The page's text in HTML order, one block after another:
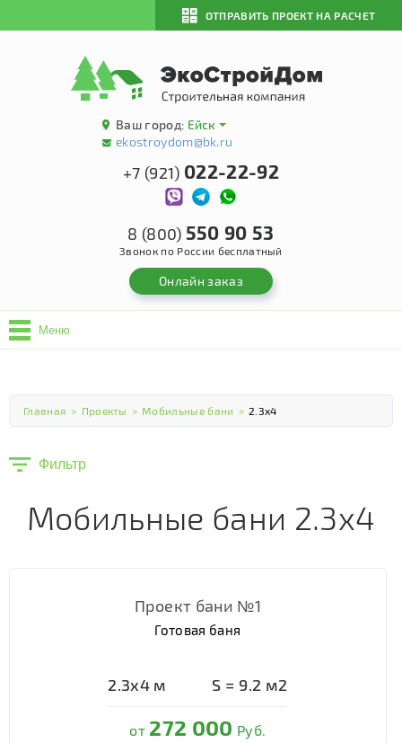
ОТПРАВИТЬ ПРОЕКТ НА РАСЧЕТ
Ваш город: Ейск
ekostroydom@bk.ru
+7 (921) 022-22-92
8 (800) 550 90 53
Звонок по России бесплатный
Онлайн заказ
Меню
Главная > Проекты > Мобильные бани > 2.3х4
Фильтр
Мобильные бани 2.3х4
Проект бани №1
Готовая баня
2.3х4м S = 9.2 м2
от 272 000 Руб.